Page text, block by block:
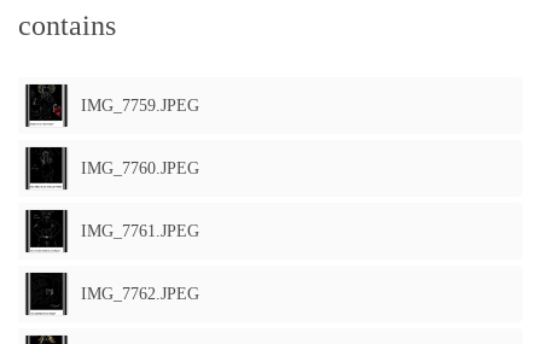
contains
IMG_7759.JPEG
IMG_7760.JPEG
IMG_7761.JPEG
IMG_7762.JPEG